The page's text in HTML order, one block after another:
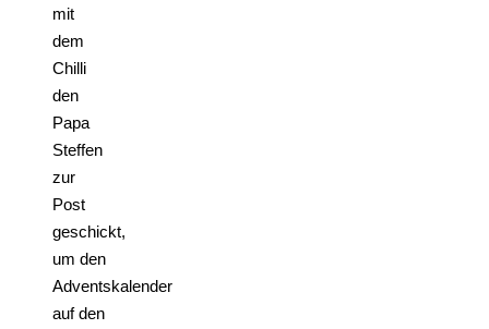
mit
dem
Chilli
den
Papa
Steffen
zur
Post
geschickt,
um den
Adventskalender
auf den